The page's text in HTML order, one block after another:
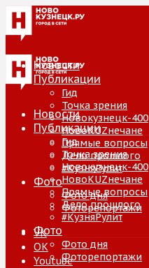
Новости
Публикации
Гид
Точка зрения
Новокузнецк-400
НовоKUZнечане
Прямые вопросы
Дело прошлого
#КузняРулит
Фото
Фото дня
Фоторепортажи
VK
ОК
Youtube
Новости
Публикации
Гид
Точка зрения
Новокузнецк-400
НовоKUZнечане
Прямые вопросы
Дело прошлого
#КузняРулит
Фото
Фото дня
Фоторепортажи